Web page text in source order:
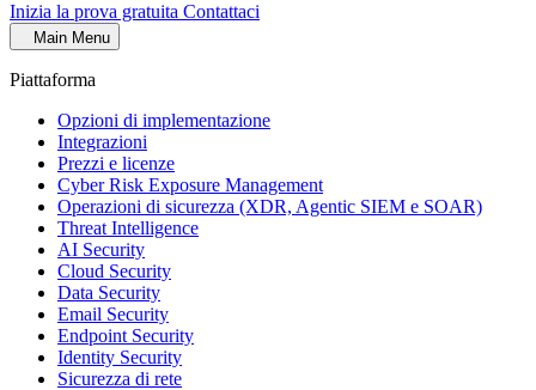
Inizia la prova gratuita Contattaci
Main Menu
Piattaforma
Opzioni di implementazione
Integrazioni
Prezzi e licenze
Cyber Risk Exposure Management
Operazioni di sicurezza (XDR, Agentic SIEM e SOAR)
Threat Intelligence
AI Security
Cloud Security
Data Security
Email Security
Endpoint Security
Identity Security
Sicurezza di rete